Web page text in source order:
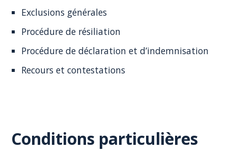
Exclusions générales
Procédure de résiliation
Procédure de déclaration et d’indemnisation
Recours et contestations
Conditions particulières